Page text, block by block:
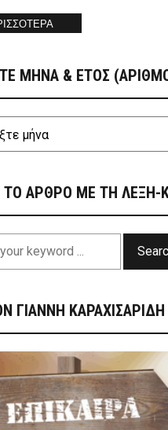
ΜΗΝΑ & ΕΤΟΣ
ΤΟ ΑΡΘΡΟ ΜΕ ΤΗ ΛΕΞΗ-
ΓΙΑΝΝΗ ΚΑΡΑΧΙΣΑΡΙΔΗ